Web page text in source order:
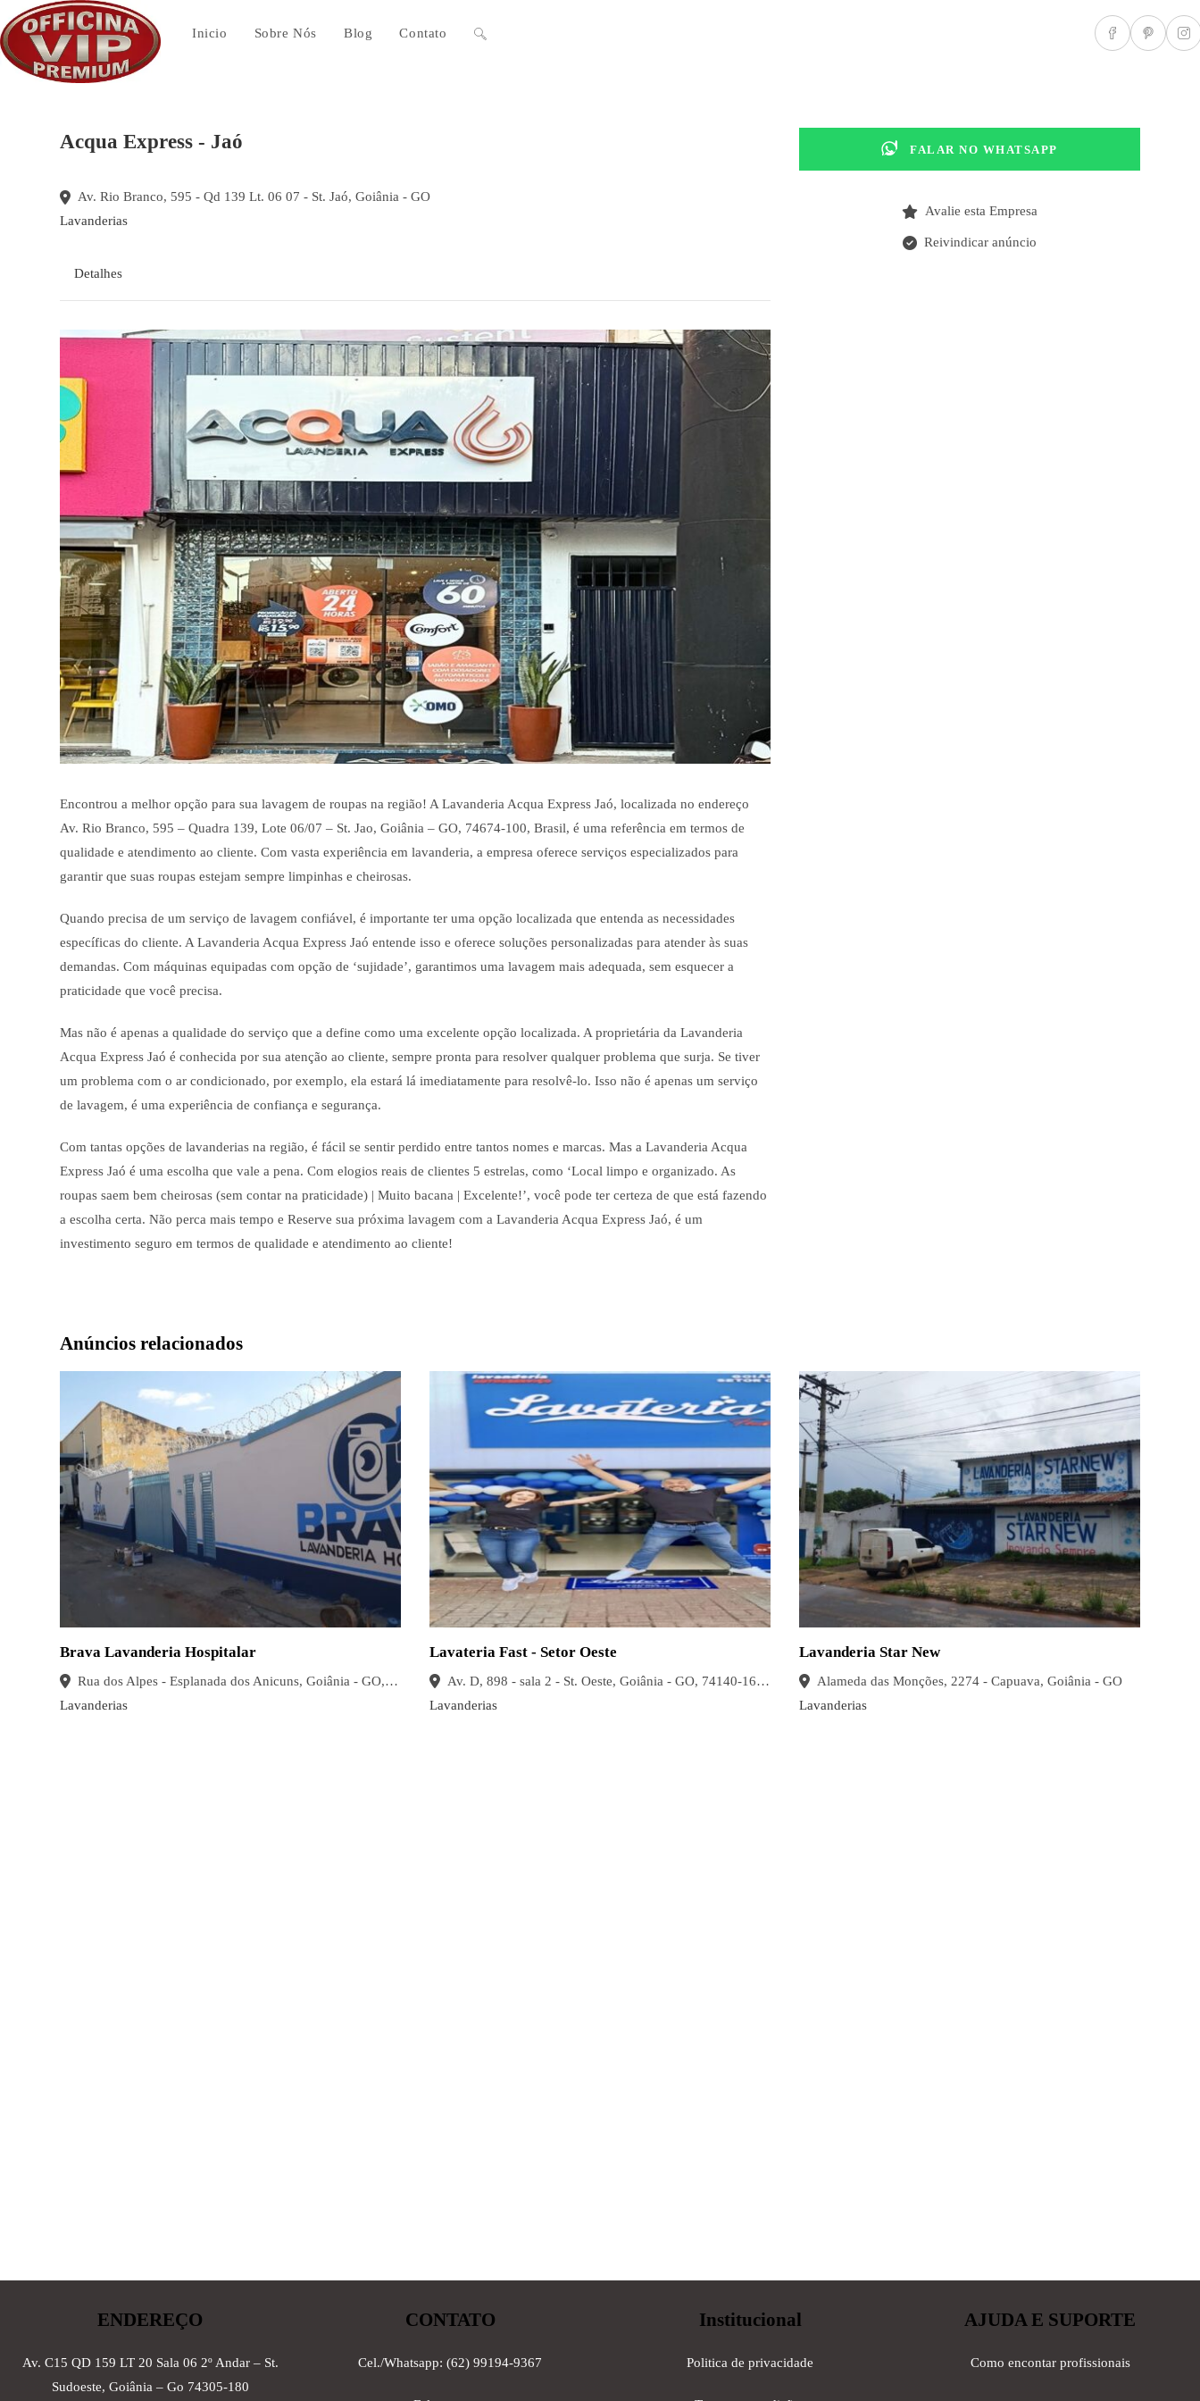
para
o
conteúdo
Inicio Sobre Nós Blog Contato Alternar
Acqua Express - Jaó
Av. Rio Branco, 595 - Qd 139 Lt. 06 07 - St. Jaó, Goiânia - GO
Lavanderias
Detalhes
Encontrou a melhor opção para sua lavagem de roupas na região! A Lavanderia Acqua Express Jaó, localizada no endereço
Av. Rio Branco, 595 – Quadra 139, Lote 06/07 – St. Jao, Goiânia – GO, 74674-100, Brasil, é uma referência em termos de
qualidade e atendimento ao cliente. Com vasta experiência em lavanderia, a empresa oferece serviços especializados para
garantir que suas roupas estejam sempre limpinhas e cheirosas.
Quando precisa de um serviço de lavagem confiável, é importante ter uma opção localizada que entenda as necessidades
específicas do cliente. A Lavanderia Acqua Express Jaó entende isso e oferece soluções personalizadas para atender às suas
demandas. Com máquinas equipadas com opção de ‘sujidade’, garantimos uma lavagem mais adequada, sem esquecer a
praticidade que você precisa.
Mas não é apenas a qualidade do serviço que a define como uma excelente opção localizada. A proprietária da Lavanderia
Acqua Express Jaó é conhecida por sua atenção ao cliente, sempre pronta para resolver qualquer problema que surja. Se tiver
um problema com o ar condicionado, por exemplo, ela estará lá imediatamente para resolvê-lo. Isso não é apenas um serviço
de lavagem, é uma experiência de confiança e segurança.
Com tantas opções de lavanderias na região, é fácil se sentir perdido entre tantos nomes e marcas. Mas a Lavanderia Acqua
Express Jaó é uma escolha que vale a pena. Com elogios reais de clientes 5 estrelas, como ‘Local limpo e organizado. As
roupas saem bem cheirosas (sem contar na praticidade) | Muito bacana | Excelente!’, você pode ter certeza de que está fazendo
a escolha certa. Não perca mais tempo e Reserve sua próxima lavagem com a Lavanderia Acqua Express Jaó, é um
investimento seguro em termos de qualidade e atendimento ao cliente!
FALAR NO WHATSAPP
Avalie esta Empresa
Reivindicar anúncio
Anúncios relacionados
Brava Lavanderia Hospitalar
Rua dos Alpes - Esplanada dos Anicuns, Goiânia - GO, 74433-240, Brasil
Lavanderias
Lavateria Fast - Setor Oeste
Av. D, 898 - sala 2 - St. Oeste, Goiânia - GO, 74140-160, Brasil
Lavanderias
Lavanderia Star New
Alameda das Monções, 2274 - Capuava, Goiânia - GO
Lavanderias
ENDEREÇO
Av. C15 QD 159 LT 20 Sala 06 2º Andar – St.
Sudoeste, Goiânia – Go 74305-180
CONTATO
Cel./Whatsapp: (62) 99194-9367
Institucional
Politica de privacidade
AJUDA E SUPORTE
Como encontar profissionais